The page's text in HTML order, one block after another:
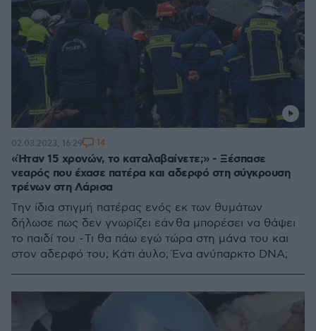
«Ήταν 15 χρονών, το καταλαβαίνετε;» - Ξέσπασε
νεαρός που έχασε πατέρα και αδερφό στη σύγκρουση
τρένων στη Λάρισα
Την ίδια στιγμή πατέρας ενός εκ των θυμάτων
δήλωσε πως δεν γνωρίζει εάν θα μπορέσει να θάψει
το παιδί του - Τι θα πάω εγώ τώρα στη μάνα του και
στον αδερφό του; Κάτι άυλο; Ένα ανύπαρκτο DNA;
02.03.2023, 16:29 14